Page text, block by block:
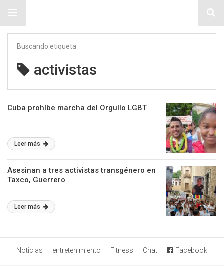
Buscando etiqueta
activistas
Cuba prohíbe marcha del Orgullo LGBT
Leer más
Asesinan a tres activistas transgénero en
Taxco, Guerrero
Leer más
Noticias entretenimiento Fitness Chat Facebook